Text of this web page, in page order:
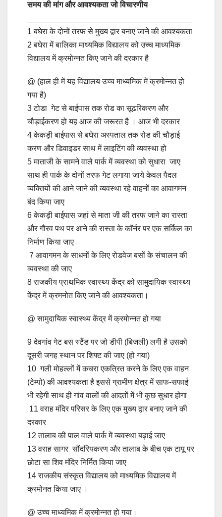
समय की मांग और आवश्यकता जो विचारणीय
1 बघेरा के दोनों तरफ से मुख्य द्वार बनाए जाने की आवश्यकता
2 बघेरा में बालिका माध्यमिक विद्यालय को उच्च माध्यमिक
विद्यालय में क्रमोन्नत किए जाने की दरकार है
@ (हाल ही में यह विद्यालय उच्च माध्यमिक में क्रमोन्नत हो
गया है)
3 टोडा गेट से बाईपास तक रोड का सूढरिकरण और
चौड़ाईकरण हो यह आज की जरूरत है । आज भी दरकार
4 केकड़ी बाईपास से बघेरा अस्पताल तक रोड की चौड़ाई
करण और डिवाइडर साथ में लाइटिंग की व्यवस्था हो
5 माताजी के सामने वाले पार्क में व्यवस्था को सुधारा जाए
साथ ही पार्क के दोनों तरफ गेट लगाया जाये केवल पैदल
व्यक्तियों की आने जाने की व्यवस्था रहे वाहनों का आवागमन
बंद किया जाए
6 केकड़ी बाईपास जहां से माता जी की तरफ जाने का रास्ता
और गौरव पथ पर आने की रास्ता के कॉर्नर पर एक सर्किल का
निर्माण किया जाए
7 आवागमन के साधनों के लिए रोडवेज बसों के संचालन की
व्यवस्था की जाए
8 राजकीय प्राथमिक स्वास्थ्य केंद्र को सामुदायिक स्वास्थ्य
केंद्र में क्रमनोत किए जाने की आवश्यकता।
@ सामुदायिक स्वास्थ्य केंद्र में क्रमोन्नत हो गया
9 देवगांव गेट बस स्टैंड पर जो डीपी (बिजली) लगी है उसको
दूसरी जगह स्थान पर शिफ्ट की जाए (हो गया)
10 गली मोहल्लों में कचरा एकत्रित करने के लिए एक वाहन
(टेम्पो) की आवश्यकता है इससे ग्रामीण क्षेत्र में साफ-सफाई
भी रहेगी साथ ही गांव वालों की आदतों में भी कुछ सुधार होगा
11 वराह मंदिर परिसर के लिए एक मुख्य द्वार बनाए जाने की
दरकार
12 तालाब की पाल वाले पार्क में व्यवस्था बढ़ाई जाए
13 वराह सागर सौंदरियकरण और तालाब के बीच एक टापू पर
छोटा सा शिव मंदिर निर्मित किया जाए
14 राजकीय संस्कृत विद्यालय को माध्यमिक विद्यालय में
क्रमोनत किया जाए ।
@ उच्च माध्यमिक में क्रमोन्नत हो गया।